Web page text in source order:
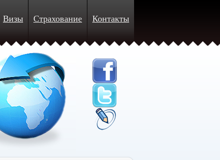
Визы Страхование Контакты